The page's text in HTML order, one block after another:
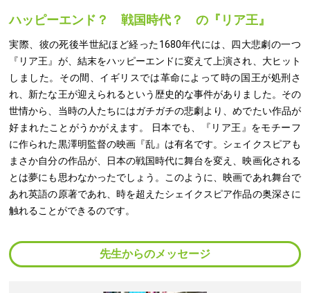
ハッピーエンド？ 戦国時代？ の『リア王』
実際、彼の死後半世紀ほど経った1680年代には、四大悲劇の一つ
『リア王』が、結末をハッピーエンドに変えて上演され、大ヒット
しました。その間、イギリスでは革命によって時の国王が処刑さ
れ、新たな王が迎えられるという歴史的な事件がありました。その
世情から、当時の人たちにはガチガチの悲劇より、めでたい作品が
好まれたことがうかがえます。 日本でも、『リア王』をモチーフ
に作られた黒澤明監督の映画『乱』は有名です。シェイクスピアも
まさか自分の作品が、日本の戦国時代に舞台を変え、映画化される
とは夢にも思わなかったでしょう。このように、映画であれ舞台で
あれ英語の原著であれ、時を超えたシェイクスピア作品の奥深さに
触れることができるのです。
先生からのメッセージ